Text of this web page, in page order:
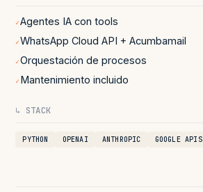
✓Agentes IA con tools
✓WhatsApp Cloud API + Acumbamail
✓Orquestación de procesos
✓ Mantenimiento incluido
↳ STACK
PYTHON OPENAI ANTHROPIC GOOGLE APIS